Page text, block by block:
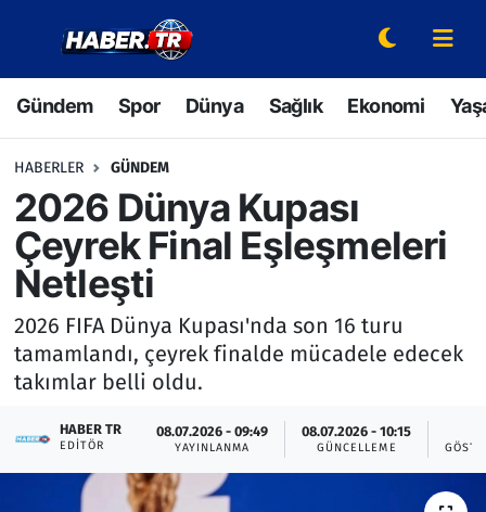
Gündem Spor Dünya Sağlık Ekonomi
HABERLER GÜNDEM
2026 Dünya Kupası
Çeyrek Final Eşleşmeleri
Netleşti
2026 FIFA Dünya Kupası'nda son 16 turu
tamamlandı, çeyrek finalde mücadele edecek
takımlar belli oldu.
HABER TR
EDITÖR
08.07.2026 - 09:49
YAYINLANMA
08.07.2026 - 10:15
GÜNCELLEME
Gündem
Spor
Dünya
Sağlık
Ekonomi
Yaşam
Bilim ve Teknoloji
Hava Durumu
Trafik Durumu
Süper Lig Puan Durumu ve Fikstür
Tüm Manşetler
Son Dakika Haberleri
Haber Arşivi